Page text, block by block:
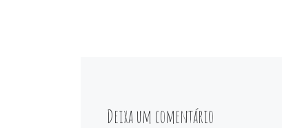
Deixa um comentário